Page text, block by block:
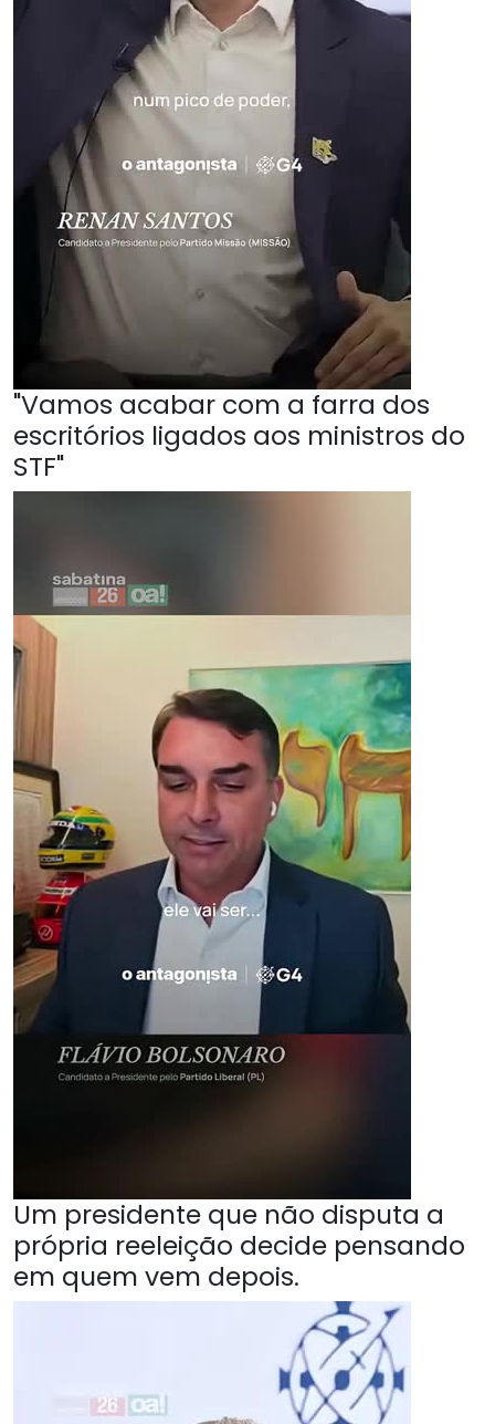
"Vamos acabar com a farra dos
escritórios ligados aos ministros do
STF"
Um presidente que não disputa a
própria reeleição decide pensando
em quem vem depois.